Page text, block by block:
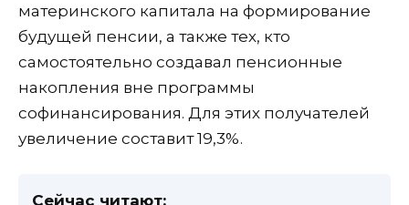
материнского капитала на формирование
будущей пенсии, а также тех, кто
самостоятельно создавал пенсионные
накопления вне программы
софинансирования. Для этих получателей
увеличение составит 19,3%.
Сейчас читают: